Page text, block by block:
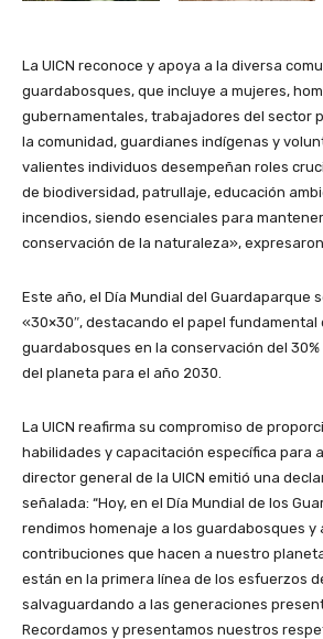
La UICN reconoce y apoya a la diversa
guardabosques, que incluye a mujeres,
gubernamentales, trabajadores del sector
la comunidad, guardianes indígenas y
valientes individuos desempeñan roles
de biodiversidad, patrullaje, educación
incendios, siendo esenciales para
conservación de la naturaleza», expresaron.
Este año, el Día Mundial del Guardaparque
«30×30″, destacando el papel fundamental
guardabosques en la conservación del
del planeta para el año 2030.
La UICN reafirma su compromiso de
habilidades y capacitación específica para
director general de la UICN emitió una
señalada: “Hoy, en el Día Mundial de los
rendimos homenaje a los guardabosques y
contribuciones que hacen a nuestro
están en la primera línea de los esfuerzos
salvaguardando a las generaciones
Recordamos y presentamos nuestros